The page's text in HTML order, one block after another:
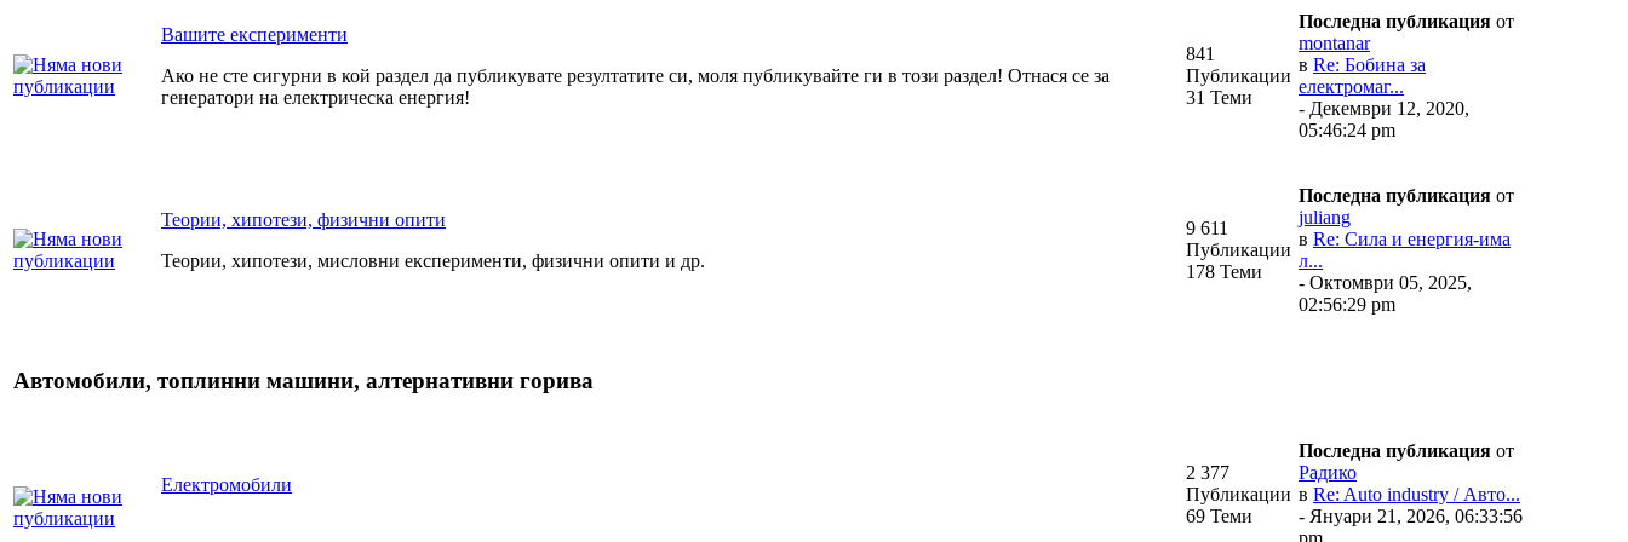
Вашите експерименти
Ако не сте сигурни в кой раздел да публикувате резултатите си, моля публикувайте ги в този раздел! Отнася се за
генератори на електрическа енергия!
841
Публикации
31 Теми
Последна публикация от
montanar
в Re: Бобина за
електромаг...
- Декември 12, 2020,
05:46:24 pm
Теории, хипотези, физични опити
Теории, хипотези, мисловни експерименти, физични опити и др.
9 611
Публикации
178 Теми
Последна публикация от
juliang
в Re: Сила и енергия-има
л...
- Октомври 05, 2025,
02:56:29 pm
Автомобили, топлинни машини, алтернативни горива
Електромобили
2 377
Публикации
69 Теми
Последна публикация от
Радико
в Re: Auto industry / Авто...
- Януари 21, 2026, 06:33:56